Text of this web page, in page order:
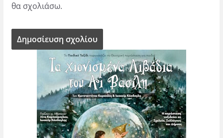
θα σχολιάσω.